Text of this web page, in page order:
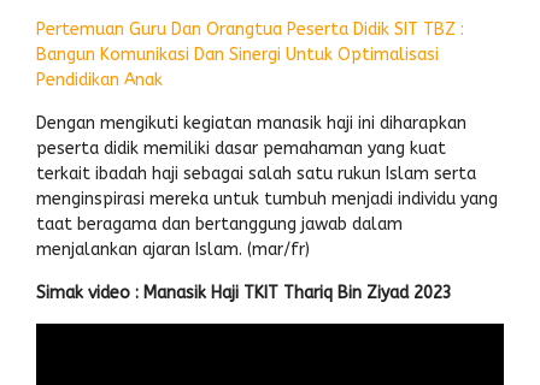
Pertemuan Guru Dan Orangtua Peserta Didik SIT TBZ :
Bangun Komunikasi Dan Sinergi Untuk Optimalisasi
Pendidikan Anak
Dengan mengikuti kegiatan manasik haji ini diharapkan
peserta didik memiliki dasar pemahaman yang kuat
terkait ibadah haji sebagai salah satu rukun Islam serta
menginspirasi mereka untuk tumbuh menjadi individu yang
taat beragama dan bertanggung jawab dalam
menjalankan ajaran Islam. (mar/fr)
Simak video : Manasik Haji TKIT Thariq Bin Ziyad 2023